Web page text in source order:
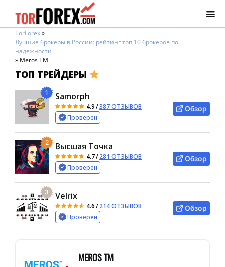
TorForex»
Лучшие брокеры в России: рейтинг топ 10 брокеров по
надежности
» Meros TM
ТОП ТРЕЙДЕРЫ
1 Samorph
4.9/387 ОТЗЫВОВ
Проверен
Обзор
2 Высшая Точка
4.7/281 ОТЗЫВОВ
Проверен
Обзор
3 Velrix
4.6/214 ОТЗЫВОВ
Проверен
Обзор
MEROS TM